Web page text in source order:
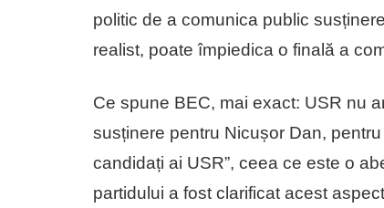
politic de a comunica public
realist, poate împiedica o finală a
Ce spune BEC, mai exact: USR nu
susținere pentru Nicușor Dan,
candidați ai USR”, ceea ce este o
partidului a fost clarificat acest